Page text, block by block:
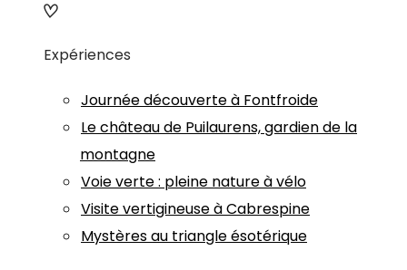
Expériences
Journée découverte à Fontfroide
Le château de Puilaurens, gardien de la
montagne
Voie verte : pleine nature à vélo
Visite vertigineuse à Cabrespine
Mystères au triangle ésotérique